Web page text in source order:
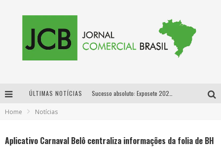
ÚLTIMAS NOTÍCIAS
Home Notícias
Aplicativo Carnaval Belô centraliza informações da folia de BH